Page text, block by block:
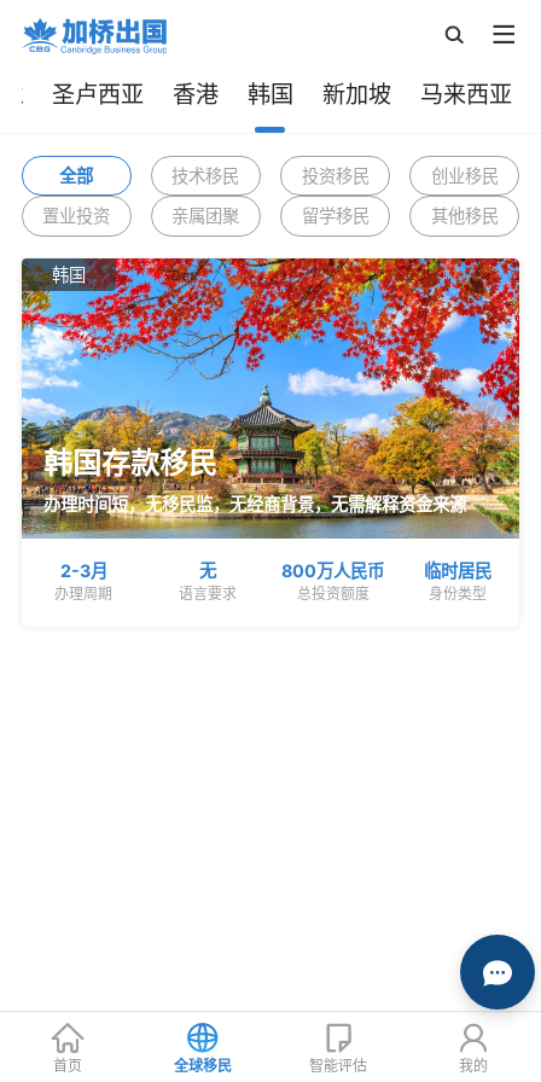
圣卢西亚 香港 韩国 新加坡 马来西亚
全部 技术移民 投资移民
创业移民
置业投资
亲属团聚 留学移民 其他移民
韩国
韩国存款移民
办理时间短，无移民监，无经商背景，无需解释资金来源
2-3月
办理周期
无
语言要求
800万人民币
总投资额度
临时居民
身份类型
首页 全球移民 智能评估 我的